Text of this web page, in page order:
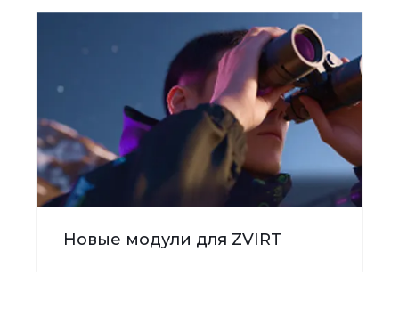
Новые модули для ZVIRT